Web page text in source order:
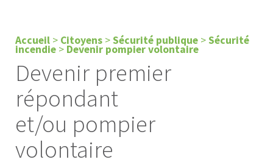
Accueil > Citoyens >Sécurité publique >Sécurité
incendie > Devenir pompier volontaire
Devenir premier
répondant
et/ou pompier
volontaire